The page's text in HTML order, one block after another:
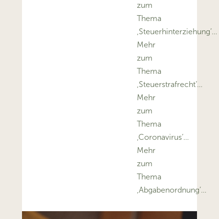
zum
Thema
‚Steuerhinterziehung’…
Mehr
zum
Thema
‚Steuerstrafrecht’…
Mehr
zum
Thema
‚Coronavirus’…
Mehr
zum
Thema
‚Abgabenordnung’…